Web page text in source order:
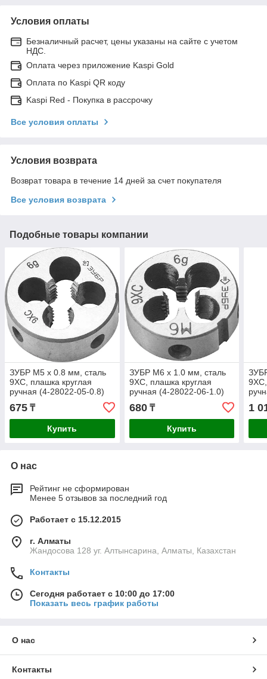
Условия оплаты
Безналичный расчет, цены указаны на сайте с учетом
НДС.
Оплата через приложение Kaspi Gold
Оплата по Kaspi QR коду
Kaspi Red - Покупка в рассрочку
Все условия оплаты
Условия возврата
Возврат товара в течение 14 дней за счет покупателя
Все условия возврата
Подобные товары компании
ЗУБР М5 x 0.8 мм, сталь
9ХС, плашка круглая
ручная (4-28022-05-0.8)
675 ₸
Купить
ЗУБР М6 x 1.0 мм, сталь
9ХС, плашка круглая
ручная (4-28022-06-1.0)
680₸
Купить
9ХС,
1
О нас
Рейтинг не сформирован
Менее 5 отзывов за последний год
Работает с 15.12.2015
г. Алматы
Жандосова 128 уг. Алтынсарина, Алматы, Казахстан
Контакты
Сегодня работает с 10:00 до 17:00
Показать весь график работы
О нас
Контакты